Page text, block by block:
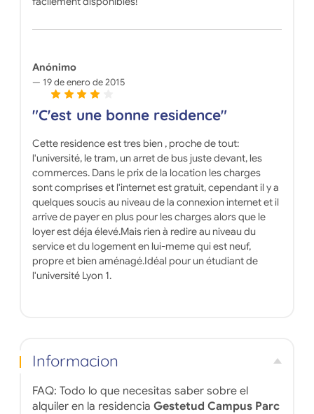
Anónimo
19 de enero de 2015
"C'est une bonne residence"
Cette residence est tres bien , proche de tout:
l'université, le tram, un arret de bus juste devant, les
commerces. Dans le prix de la location les charges
sont comprises et l'internet est gratuit, cependant il y a
quelques soucis au niveau de la connexion internet et il
arrive de payer en plus pour les charges alors que le
loyer est déja élevé.Mais rien à redire au niveau du
service et du logement en lui-meme qui est neuf,
propre et bien aménagé.Idéal pour un étudiant de
l'université Lyon 1.
Informacion
FAQ: Todo lo que necesitas saber sobre el
alquiler en la residencia Gestetud Campus Parc